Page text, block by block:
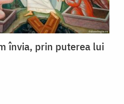
învia, prin puterea lui